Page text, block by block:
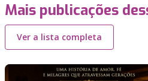
Mais publicações
Ver a lista completa